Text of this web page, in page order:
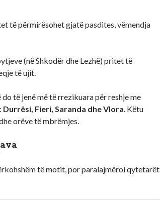
të përmirësohet gjatë pasdites, vëmendja
(në Shkodër dhe Lezhë) pritet të
të ujit.
do të jenë më të rrezikuara për reshje me
Durrësi, Fieri, Saranda dhe Vlora. Këtu
orëve të mbrëmjes.
të motit, por paralajmëroi qytetarët